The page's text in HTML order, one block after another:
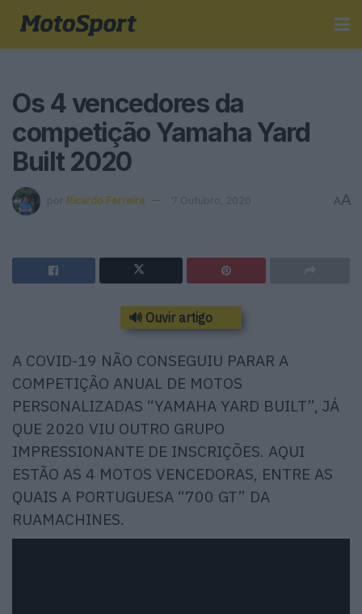
Os 4 vencedores da
competição Yamaha Yard
Built 2020
por Ricardo Ferreira 7 Outubro, 2020 AA
🔊 Ouvir artigo
A COVID-19 NÃO CONSEGUIU PARAR A
COMPETIÇÃO ANUAL DE MOTOS
PERSONALIZADAS “YAMAHA YARD BUILT”, JÁ
QUE 2020 VIU OUTRO GRUPO
IMPRESSIONANTE DE INSCRIÇÕES. AQUI
ESTÃO AS 4 MOTOS VENCEDORAS, ENTRE AS
QUAIS A PORTUGUESA “700 GT” DA
RUAMACHINES.